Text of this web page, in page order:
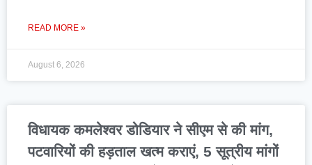
READ MORE »
August 6, 2026
विधायक कमलेश्वर डोडियार ने सीएम से की मांग,
पटवारियों की हड़ताल खत्म कराएं, 5 सूत्रीय मांगों